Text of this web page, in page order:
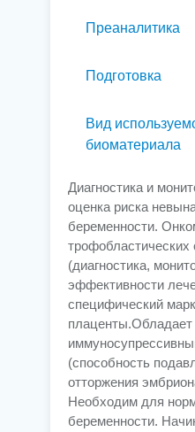
Преаналитика
Подготовка
Вид
биоматериала
Диагностика и
оценка риска
беременности.
трофобластических
(диагностика,
эффективности
специфический
плаценты.Обладает
(способность
отторжения
Необходим для
беременности.